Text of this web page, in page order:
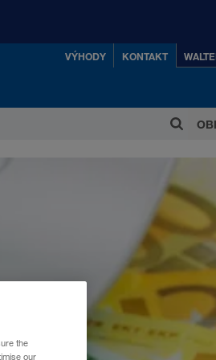
z najúspešnejších
VÝHODY KONTAKT
na splátky
the
our